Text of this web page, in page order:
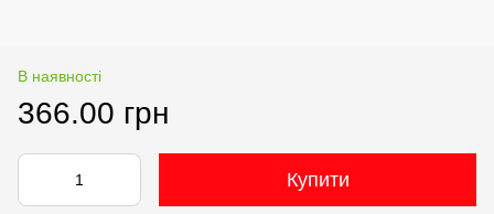
В наявності
366.00 грн
Купити